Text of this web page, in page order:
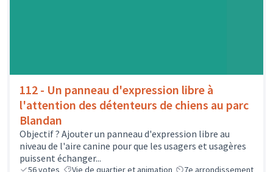
112 - Un panneau d'expression libre à
l'attention des détenteurs de chiens au parc
Blandan
Objectif ? Ajouter un panneau d'expression libre au
niveau de l'aire canine pour que les usagers et usagères
puissent échanger...
56votes Vie de quartier et animation 7e arrondissement